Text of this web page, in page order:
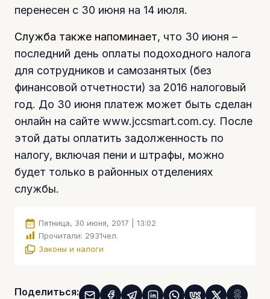
перенесен с 30 июня на 14 июля.
Служба также напоминает, что 30 июня –
последний день оплаты подоходного налога
для сотрудников и самозанятых (без
финансовой отчетности) за 2016 налоговый
год. До 30 июня платеж может быть сделан
онлайн на сайте www.jccsmart.com.cy. После
этой даты оплатить задолженность по
налогу, включая пени и штрафы, можно
будет только в районных отделениях
службы.
Пятница, 30 июня, 2017 | 13:02
Прочитали: 2931чел.
Законы и налоги
Поделиться: